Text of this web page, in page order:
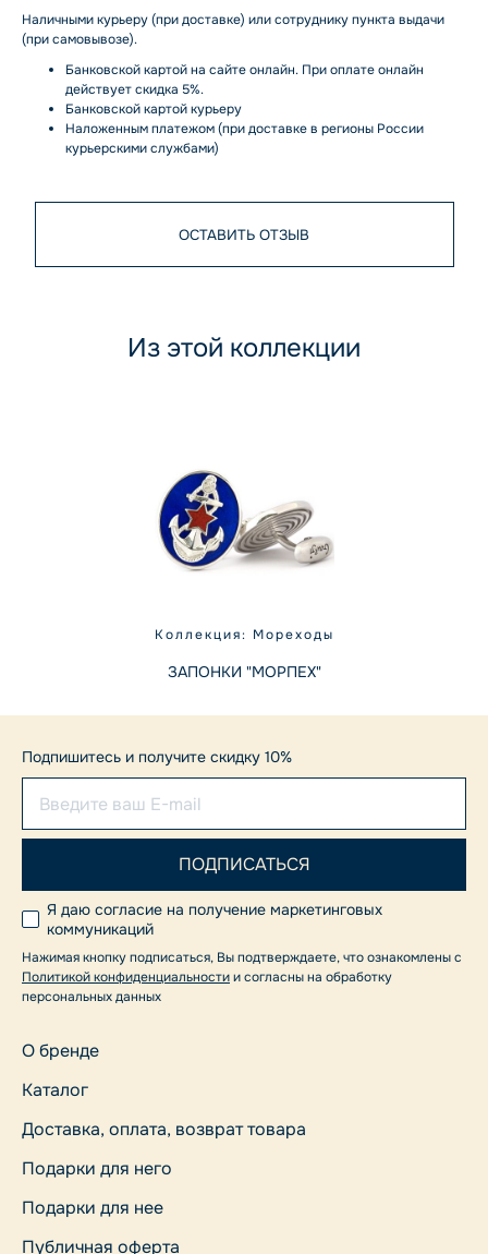
Наличными курьеру (при доставке) или сотруднику пункта выдачи
(при самовывозе).
Банковской картой на сайте онлайн. При оплате онлайн
действует скидка 5%.
Банковской картой курьеру
Наложенным платежом (при доставке в регионы России
курьерскими службами)
ОСТАВИТЬ ОТЗЫВ
Из этой коллекции
Коллекция: Мореходы
ЗАПОНКИ "МОРПЕХ"
О бренде
Каталог
Доставка, оплата, возврат товара
Подарки для него
Подарки для нее
Публичная оферта
Подпишитесь и получите скидку 10%
Я даю согласие на получение маркетинговых
коммуникаций
Нажимая кнопку подписаться, Вы подтверждаете, что ознакомлены с
Политикой конфиденциальностии согласны на обработку
персональных данных